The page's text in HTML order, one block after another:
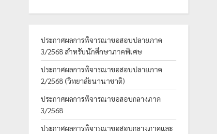
ประกาศผลการพิจารณาขอสอบปลายภาค
3/2568 สำหรับนักศึกษาภาคพิเศษ
ประกาศผลการพิจารณาขอสอบปลายภาค
2/2568 (วิทยาลัยนานาชาติ)
ประกาศผลการพิจารณาขอสอบกลางภาค
3/2568
ประกาศผลการพิจารณาขอสอบกลางภาคและ